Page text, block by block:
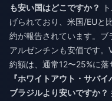
も安い国はどこですか？
げられており、米国/EUと
約が報告されています。ブ
アルゼンチンも安価です。
約額は、通常12〜25%に落
『ホワイトアウト・サバ
ブラジルより安いですか？